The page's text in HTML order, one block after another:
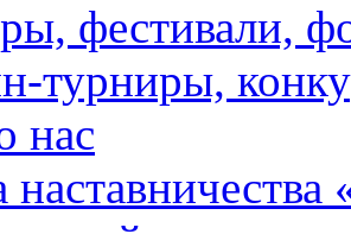
фестивали,
турниры,
нас